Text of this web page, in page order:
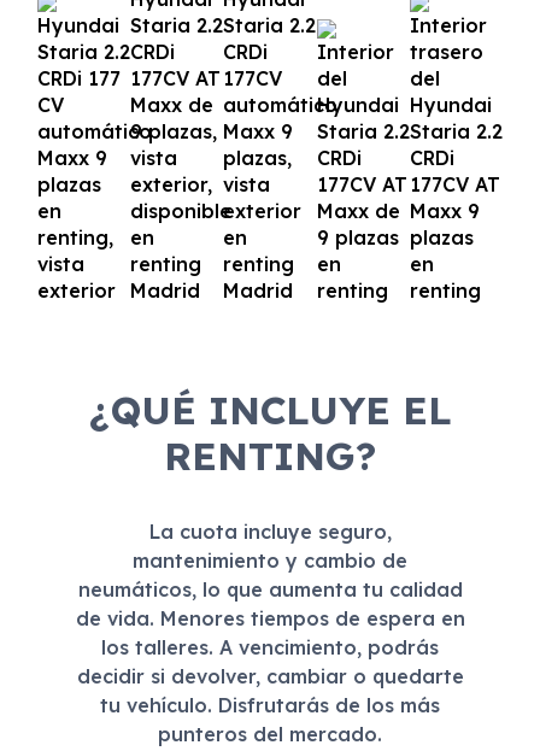
¿QUÉ INCLUYE EL
RENTING?
La cuota incluye seguro,
mantenimiento y cambio de
neumáticos, lo que aumenta tu calidad
de vida. Menores tiempos de espera en
los talleres. A vencimiento, podrás
decidir si devolver, cambiar o quedarte
tu vehículo. Disfrutarás de los más
punteros del mercado.